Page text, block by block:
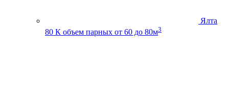
Ялта
80 К объем парных от 60 до 80м3